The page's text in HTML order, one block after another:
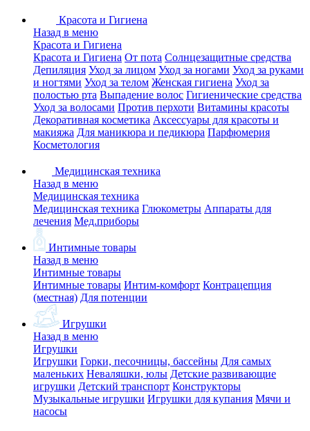
Красота и Гигиена
Назад в меню
Красота и Гигиена
Красота и Гигиена От пота Солнцезащитные средства
Депиляция Уход за лицом Уход за ногами Уход за руками
и ногтями Уход за телом Женская гигиена Уход за
полостью рта Выпадение волос Гигиенические средства
Уход за волосами Против перхоти Витамины красоты
Декоративная косметика Аксессуары для красоты и
макияжа Для маникюра и педикюра Парфюмерия
Косметология
Медицинская техника
Назад в меню
Медицинская техника
Медицинская техника Глюкометры Аппараты для
лечения Мед.приборы
Интимные товары
Назад в меню
Интимные товары
Интимные товары Интим-комфорт Контрацепция
(местная) Для потенции
Игрушки
Назад в меню
Игрушки
Игрушки Горки, песочницы, бассейны Для самых
маленьких Неваляшки, юлы Детские развивающие
игрушки Детский транспорт Конструкторы
Музыкальные игрушки Игрушки для купания Мячи и
насосы